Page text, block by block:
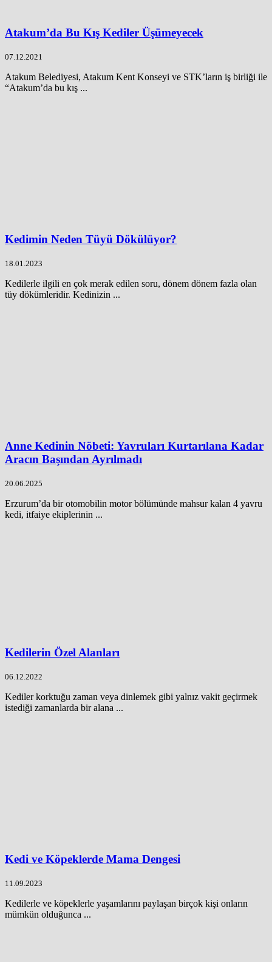
Atakum’da Bu Kış Kediler Üşümeyecek
07.12.2021
Atakum Belediyesi, Atakum Kent Konseyi ve STK’ların iş birliği ile
“Atakum’da bu kış ...
Kedimin Neden Tüyü Dökülüyor?
18.01.2023
Kedilerle ilgili en çok merak edilen soru, dönem dönem fazla olan
tüy dökümleridir. Kedinizin ...
Anne Kedinin Nöbeti: Yavruları Kurtarılana Kadar
Aracın Başından Ayrılmadı
20.06.2025
Erzurum’da bir otomobilin motor bölümünde mahsur kalan 4 yavru
kedi, itfaiye ekiplerinin ...
Kedilerin Özel Alanları
06.12.2022
Kediler korktuğu zaman veya dinlemek gibi yalnız vakit geçirmek
istediği zamanlarda bir alana ...
Kedi ve Köpeklerde Mama Dengesi
11.09.2023
Kedilerle ve köpeklerle yaşamlarını paylaşan birçok kişi onların
mümkün olduğunca ...